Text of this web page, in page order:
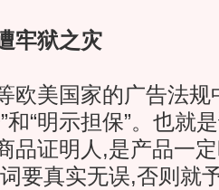
牢狱之灾
美国家的广告法规
和“明示担保”。也就
品证明人,是产品一
要真实无误,否则就